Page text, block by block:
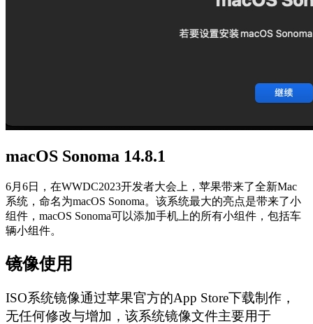
macOS Sonoma 14.8.1
6月6日，在WWDC2023开发者大会上，苹果带来了全新Mac
系统，命名为macOS Sonoma。该系统最大的亮点是带来了小
组件，macOS Sonoma可以添加手机上的所有小组件，包括车
辆小组件。
镜像使用
ISO系统镜像通过苹果官方的App Store下载制作，
无任何修改与增加，该系统镜像文件主要用于